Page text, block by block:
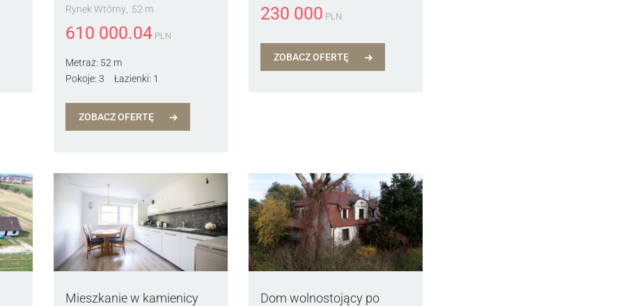
Rynek Wtórny 52 m
610 000.04 PLN
Metraż: 52 m
Pokoje: 3 Łazienki: 1
ZOBACZ OFERTĘ
230 000 PLN
ZOBACZ OFERTĘ
Mieszkanie w kamienicy
Dom wolnostojący po